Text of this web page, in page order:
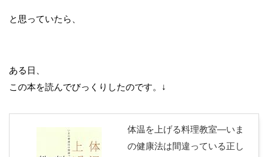
と思っていたら、
ある日、
この本を読んでびっくりしたのです。↓
体温を上げる料理教室―いま
の健康法は間違っている正し